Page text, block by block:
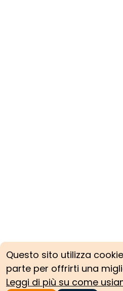
Questo sito utilizza
parte per offrirti una
Leggi di più su come